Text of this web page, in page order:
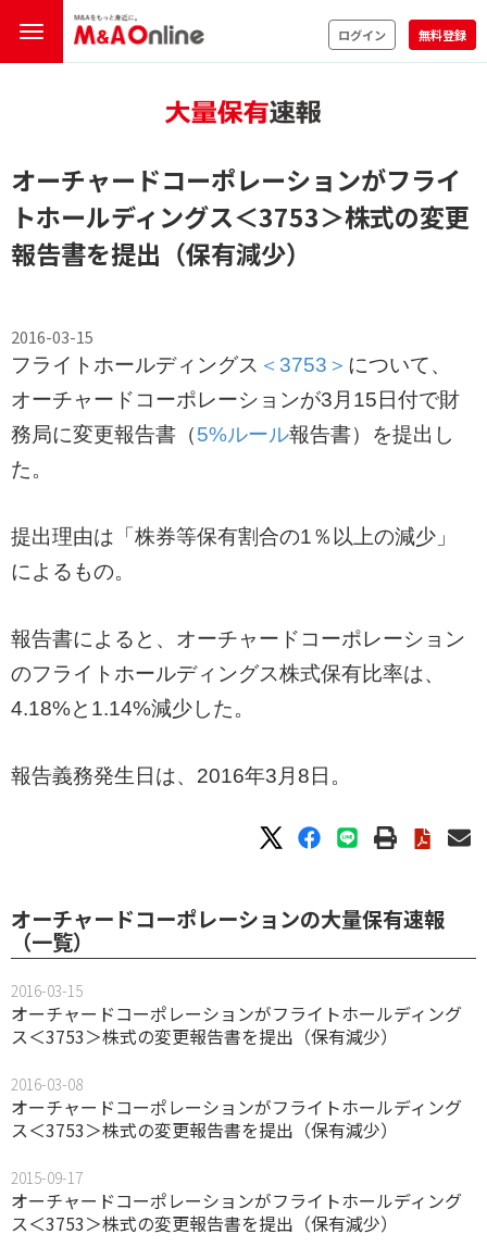
ログイン 無料登録
オーチャードコーポレーションがフライ
トホールディングス＜3753＞株式の変更
報告書を提出（保有減少）
2016-03-15
フライトホールディングス ＜3753＞ について、
オーチャードコーポレーションが3月15日付で財
務局に変更報告書（5%ルール報告書）を提出し
た。
提出理由は「株券等保有割合の1％以上の減少」
によるもの。
報告書によると、オーチャードコーポレーション
のフライトホールディングス株式保有比率は、
4.18%と1.14%減少した。
報告義務発生日は、2016年3月8日。
オーチャードコーポレーションの大量保有速報
（一覧）
2016-03-15
オーチャードコーポレーションがフライトホールディング
ス＜3753＞株式の変更報告書を提出（保有減少）
2016-03-08
オーチャードコーポレーションがフライトホールディング
ス＜3753＞株式の変更報告書を提出（保有減少）
2015-09-17
オーチャードコーポレーションがフライトホールディング
ス＜3753＞株式の変更報告書を提出（保有減少）